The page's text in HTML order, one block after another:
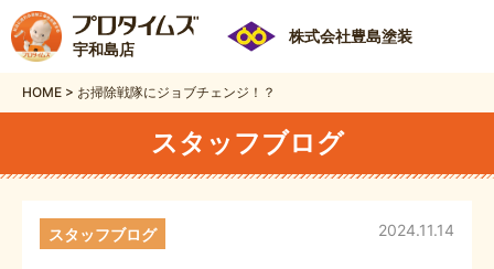
宇和島店
株式会社豊島塗装
HOME > お掃除戦隊にジョブチェンジ！？
スタッフブログ
2024.11.14
スタッフブログ